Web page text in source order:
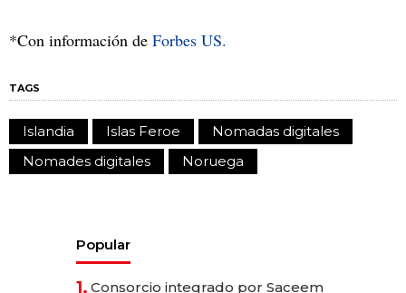
*Con información de Forbes US.
TAGS
Islandia Islas Feroe
Nomadas digitales
Nomades digitales
Noruega
Popular
1. Consorcio integrado por Saceem